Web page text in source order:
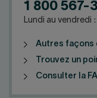
1 800 567-
Lundi au vendredi
Autres façons
Trouvez un
Consulter la